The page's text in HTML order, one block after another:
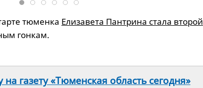
тюменка Елизавета Пантрина стала второй
гонкам.
газету «Тюменская область сегодня»